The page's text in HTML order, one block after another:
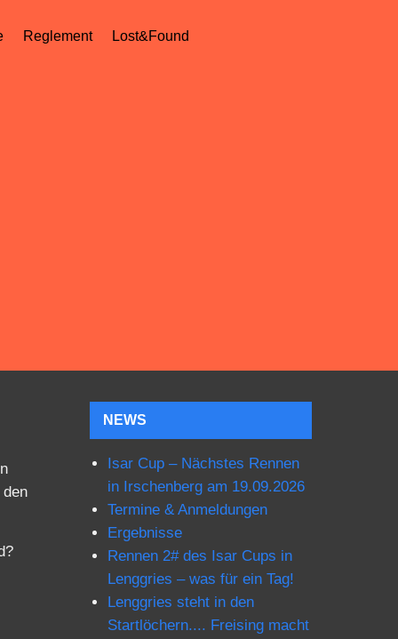
Reglement Lost&Found
NEWS
Isar Cup – Nächstes Rennen
in Irschenberg am 19.09.2026
Termine & Anmeldungen
Ergebnisse
Rennen 2# des Isar Cups in
Lenggries – was für ein Tag!
Lenggries steht in den
Startlöchern.... Freising macht